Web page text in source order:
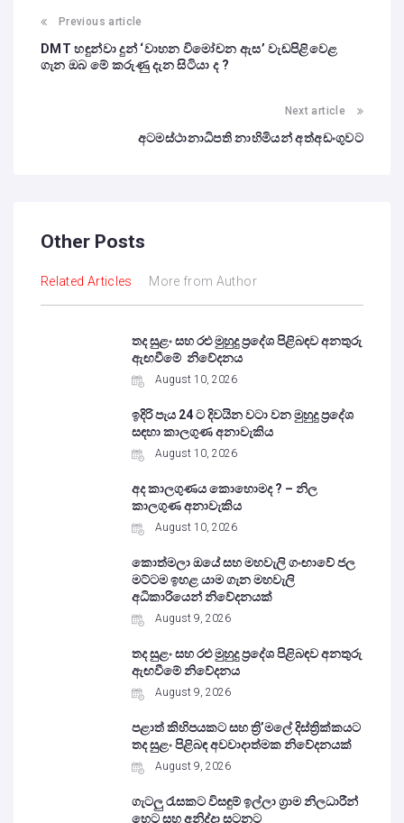
Previous article
DMT හඳුන්වා දුන් ‘වාහන විමෝචන ඇස’ වැඩපිළිවෙළ
ගැන ඔබ මේ කරුණු දැන සිටියා ද ?
Next article
අටමස්ථානාධිපති නාහිමියන් අත්අඩංගුවට
Other Posts
Related Articles More from Author
තද සුළං සහ රළු මුහුදු ප්‍රදේශ පිළිබඳව අනතුරු
ඇඟවීමේ නිවේදනය
August 10, 2026
ඉදිරි පැය 24 ට දිවයින වටා වන මුහුදු ප්‍රදේශ
සඳහා කාලගුණ අනාවැකිය
August 10, 2026
අද කාලගුණය කොහොමද ? – නිල
කාලගුණ අනාවැකිය
August 10, 2026
කොත්මලා ඔයේ සහ මහවැලි ගංඟාවේ ජල
මට්ටම ඉහළ යාම ගැන මහවැලි
අධිකාරියෙන් නිවේදනයක්
August 9, 2026
තද සුළං සහ රළු මුහුදු ප්‍රදේශ පිළිබඳව අනතුරු
ඇඟවීමේ නිවේදනය
August 9, 2026
පළාත් කිහිපයකට සහ ත්‍රි’මලේ දිස්ත්‍රික්කයට
තද සුළං පිළිබඳ අවවාදාත්මක නිවේදනයක්
August 9, 2026
ගැටලු රැසකට විසඳුම් ඉල්ලා ග්‍රාම නිලධාරීන්
හෙට සහ අනිද්දා සටනට